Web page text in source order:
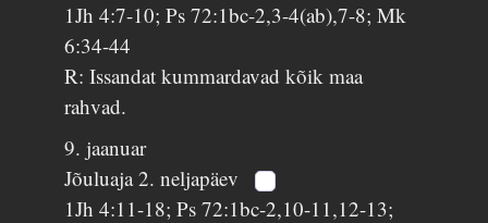
1Jh 4:7-10; Ps 72:1bc-2,3-4(ab),7-8; Mk
6:34-44
R: Issandat kummardavad kõik maa
rahvad.
9. jaanuar
Jõuluaja 2. neljapäev
1Jh 4:11-18; Ps 72:1bc-2,10-11,12-13;